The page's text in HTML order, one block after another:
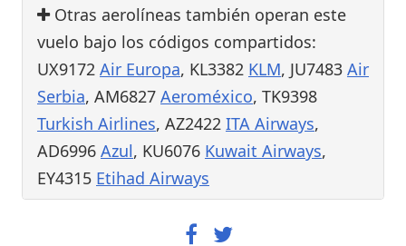
Otras aerolíneas también operan este
vuelo bajo los códigos compartidos:
UX9172 Air Europa, KL3382 KLM, JU7483 Air
Serbia, AM6827 Aeroméxico, TK9398
Turkish Airlines, AZ2422 ITA Airways,
AD6996 Azul, KU6076 Kuwait Airways,
EY4315 Etihad Airways